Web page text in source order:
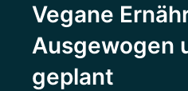
Vegane
Ausgewogen
geplant